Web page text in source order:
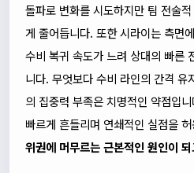
돌파로 변화를 시도하지만 팀 전술
게 줄어듭니다. 또한 시라이는 측면
수비 복귀 속도가 느려 상대의 빠른
니다. 무엇보다 수비 라인의 간격 유
의 집중력 부족은 치명적인 약점입
빠르게 흔들리며 연쇄적인 실점을
위권에 머무르는 근본적인 원인이